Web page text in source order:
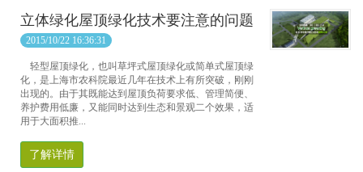
立体绿化屋顶绿化技术要注意的问题
2015/10/22 16:36:31
轻型屋顶绿化，也叫草坪式屋顶绿化或简单式屋顶绿
化，是上海市农科院最近几年在技术上有所突破，刚刚
出现的。由于其既能达到屋顶负荷要求低、管理简便、
养护费用低廉，又能同时达到生态和景观二个效果，适
用于大面积推...
了解详情